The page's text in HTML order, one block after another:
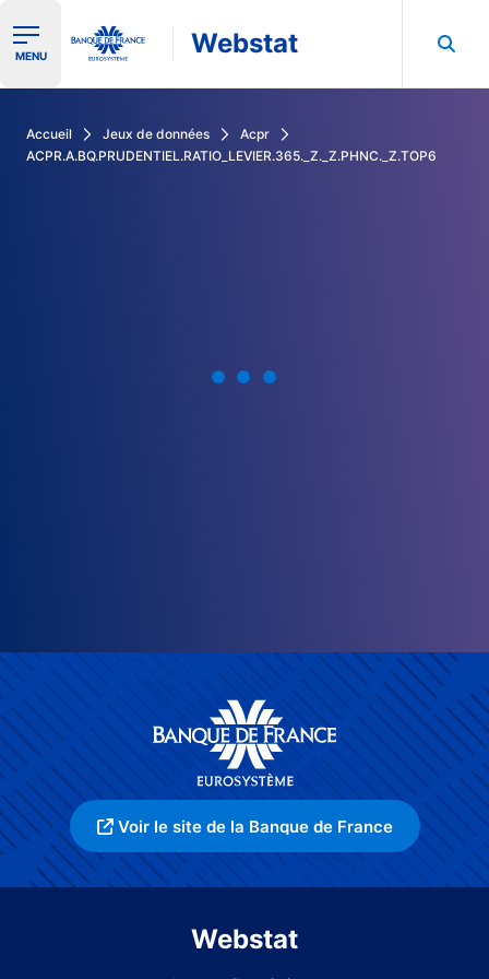
Ouvrir le menu de navigation
MENU Webstat
Accueil Jeux de données
Acpr
ACPR.A.BQ.PRUDENTIEL.RATIO_LEVIER.365._Z._Z.PHNC._Z.TOP6
Voir le site de la Banque de France
Webstat